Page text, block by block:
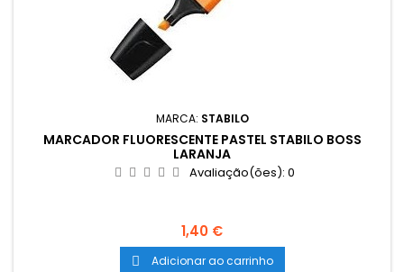
MARCA: STABILO
MARCADOR FLUORESCENTE PASTEL STABILO BOSS
LARANJA
Avaliação(ões): 0
Preço
1,40 €
 Adicionar ao carrinho